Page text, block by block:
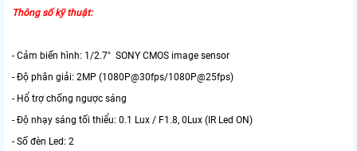
Thông số kỹ thuật:
- Cảm biến hình: 1/2.7" SONY CMOS image sensor
- Độ phân giải: 2MP (1080P@30fps/1080P@25fps)
- Hổ trợ chống ngược sáng
- Độ nhạy sáng tối thiểu: 0.1 Lux / F1.8, 0Lux (IR Led ON)
- Số đèn Led: 2